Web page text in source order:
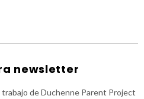
newsletter
de Duchenne Parent Project